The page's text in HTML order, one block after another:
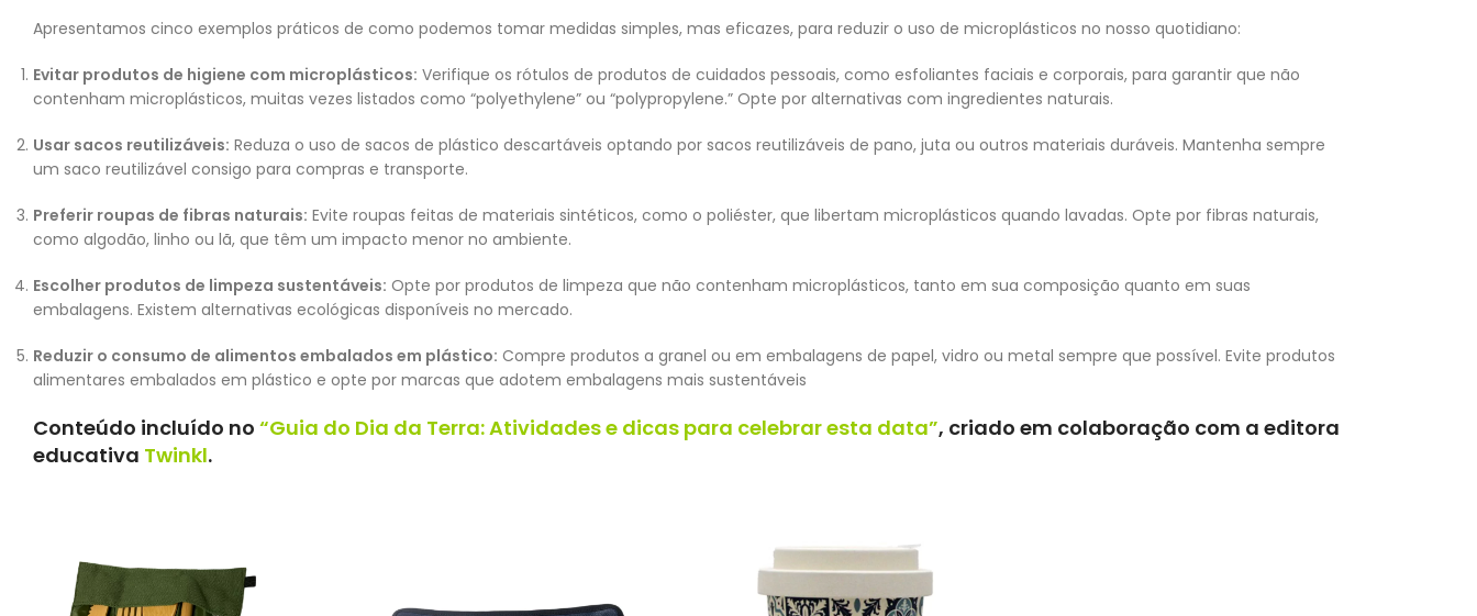
Apresentamos cinco exemplos práticos de como podemos tomar medidas simples, mas eficazes, para reduzir o uso de microplásticos no nosso quotidiano:
Evitar produtos de higiene com microplásticos: Verifique os rótulos de produtos de cuidados pessoais, como esfoliantes faciais e corporais, para garantir que não
contenham microplásticos, muitas vezes listados como “polyethylene” ou “polypropylene.” Opte por alternativas com ingredientes naturais.
Usar sacos reutilizáveis: Reduza o uso de sacos de plástico descartáveis optando por sacos reutilizáveis de pano, juta ou outros materiais duráveis. Mantenha sempre
um saco reutilizável consigo para compras e transporte.
Preferir roupas de fibras naturais: Evite roupas feitas de materiais sintéticos, como o poliéster, que libertam microplásticos quando lavadas. Opte por fibras naturais,
como algodão, linho ou lã, que têm um impacto menor no ambiente.
Escolher produtos de limpeza sustentáveis: Opte por produtos de limpeza que não contenham microplásticos, tanto em sua composição quanto em suas
embalagens. Existem alternativas ecológicas disponíveis no mercado.
Reduzir o consumo de alimentos embalados em plástico: Compre produtos a granel ou em embalagens de papel, vidro ou metal sempre que possível. Evite produtos
alimentares embalados em plástico e opte por marcas que adotem embalagens mais sustentáveis
Conteúdo incluído no “Guia do Dia da Terra: Atividades e dicas para celebrar esta data”, criado em colaboração com a editora
educativa Twinkl.